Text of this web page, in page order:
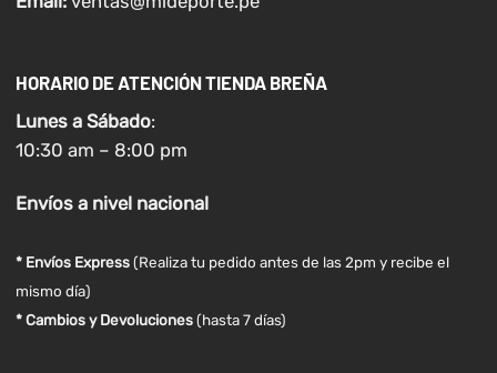
HORARIO DE ATENCIÓN TIENDA BREÑA
Lunes a Sábado:
10:30 am – 8:00 pm
Envíosa nivel nacional
* Envíos Express(Realiza tu pedido antes de las 2pm y recibe el
mismo día)
* Cambios y Devoluciones (hasta 7 días)